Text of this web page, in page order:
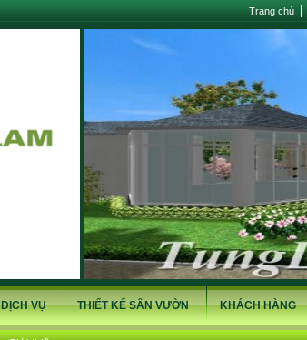
Trang chủ
DỊCH VỤ THIẾT KẾ SÂN VƯỜN KHÁCH HÀNG